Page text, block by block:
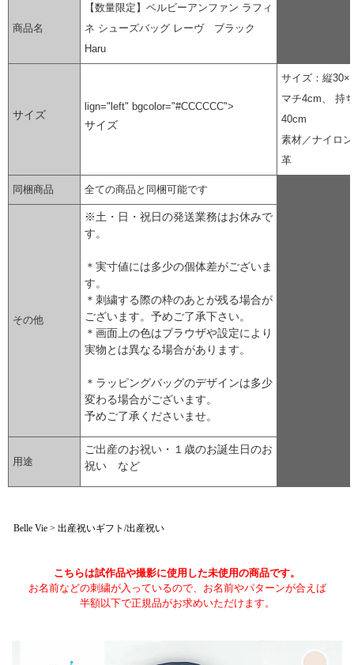
商品名
【数量限定】ベルビーアンファン ラフィ
ネ シューズバッグ レーヴ ブラック
Haru
サイズ
lign="left" bgcolor="#CCCCCC">
サイズ
サイズ：縦30×
マチ4cm、 持
40cm
素材／ナイロ
革
同梱商品 全ての商品と同梱可能です
その他
※土・日・祝日の発送業務はお休みで
す。
＊実寸値には多少の個体差がございま
す。
＊刺繍する際の枠のあとが残る場合が
ございます。予めご了承下さい。
＊画面上の色はブラウザや設定により
実物とは異なる場合があります。
＊ラッピングバッグのデザインは多少
変わる場合がございます。
予めご了承くださいませ。
用途
ご出産のお祝い・１歳のお誕生日のお
祝い など
Belle Vie > 出産祝いギフト/出産祝い
こちらは試作品や撮影に使用した未使用の商品です。
お名前などの刺繍が入っているので、お名前やパターンが合えば
半額以下で正規品がお求めいただけます。